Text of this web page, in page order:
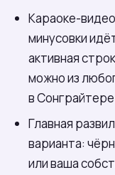
Караоке-
минусовки
активная
можно из
в
Главная
варианта:
или ваша